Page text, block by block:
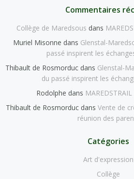
Commentaires
Collège de Maredsous dans
Muriel Misonne dans Glenstal-
passé inspirent les
Thibault de Rosmorduc dans Glenstal-
du passé inspirent les
Rodolphe dans
Thibault de Rosmorducdans Vente de
réunion des
Catégories
Art d'expression
Collège